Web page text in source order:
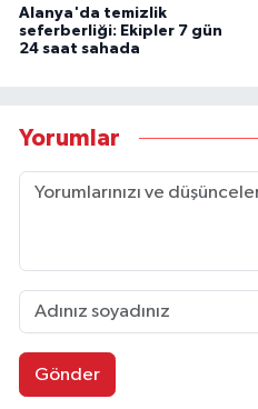
Alanya'da temizlik
seferberliği: Ekipler 7 gün
24 saat sahada
Yorumlar
Gönder